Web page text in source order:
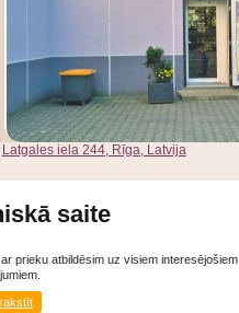
Latgales iela 244, Rīga, Latvija
saite
prieku atbildēsim uz visiem interesējošiem